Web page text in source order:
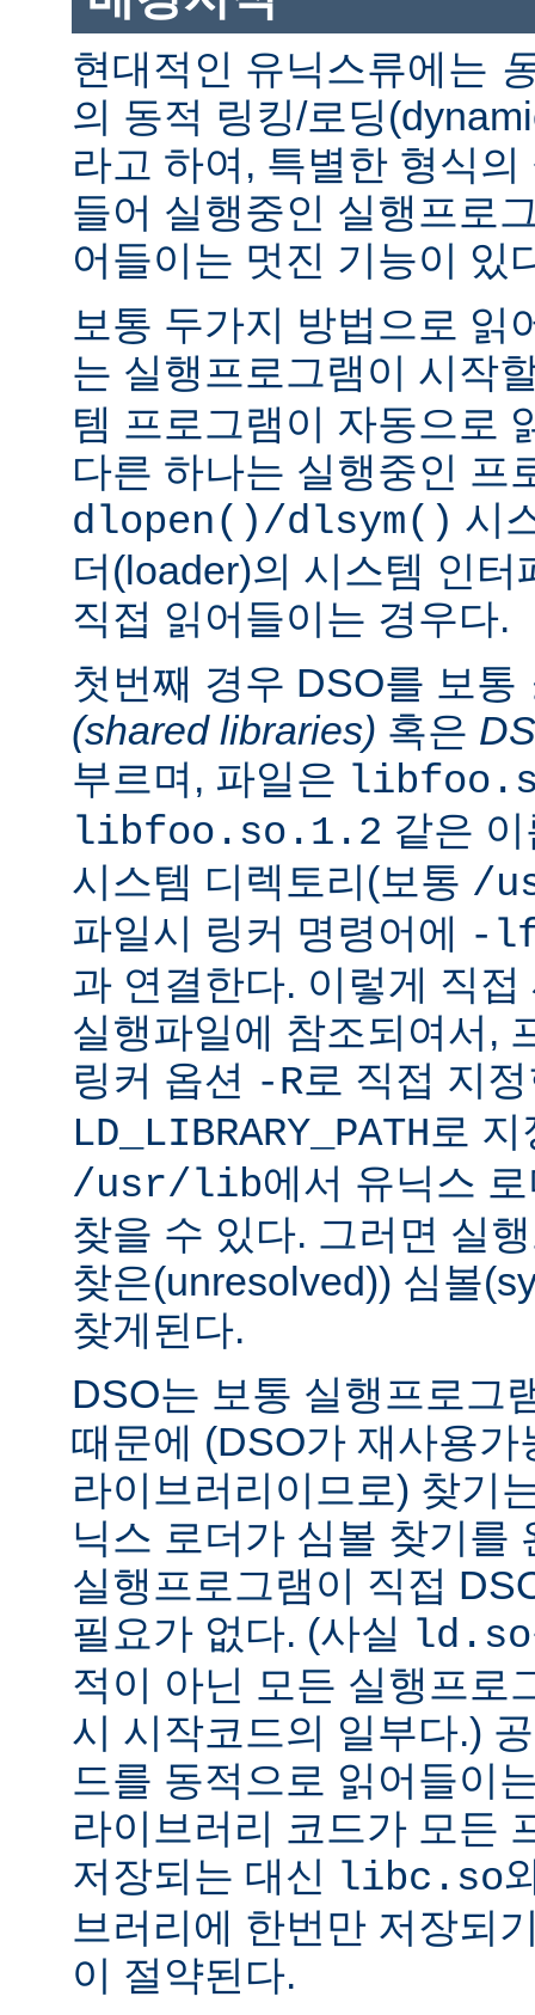
현대적인 유닉스류에는
의 동적 링킹/로딩
라고 하여, 특별한 형식
들어 실행중인 실행프로
어들이는 멋진 기능이 있
보통 두가지 방법으로 읽
는 실행프로그램이 시작
템 프로그램이 자동으로
다른 하나는 실행중인 프
dlopen()/dlsym() 시
더(loader)의 시스템 인
직접 읽어들이는 경우다.
첫번째 경우 DSO를 보통
(shared libraries) 혹은
부르며, 파일은
libfoo.so.1.2 같은
시스템 디렉토리(보통 /
파일시 링커 명령어에
-
과 연결한다. 이렇게 직
실행파일에 참조되여서,
링커 옵션 -R로 직접 지
LD_LIBRARY_PATH 로
/usr/lib에서 유닉스
찾을 수 있다. 그러면 실
찾은(unresolved)) 심볼
찾게된다.
DSO는 보통 실행프로그
때문에 (DSO가 재사용
라이브러리이므로) 찾기
닉스 로더가 심볼 찾기를
실행프로그램이 직접
필요가 없다. (사실
ld.so
적이 아닌 모든 실행프로
시 시작코드의 일부다.)
드를 동적으로 읽어들이
라이브러리 코드가 모든
저장되는 대신
libc.so
브러리에 한번만 저장되
이 절약된다.